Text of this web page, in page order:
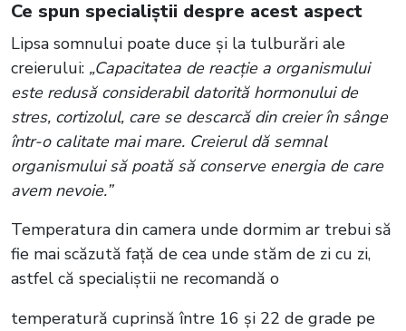
Ce spun specialiștii despre acest aspect
Lipsa somnului poate duce și la tulburări ale
creierului: „Capacitatea de reacție a organismului
este redusă considerabil datorită hormonului de
stres, cortizolul, care se descarcă din creier în sânge
într-o calitate mai mare. Creierul dă semnal
organismului să poată să conserve energia de care
avem nevoie.”
Temperatura din camera unde dormim ar trebui să
fie mai scăzută față de cea unde stăm de zi cu zi,
astfel că specialiștii ne recomandă o
temperatură cuprinsă între 16 și 22 de grade pe